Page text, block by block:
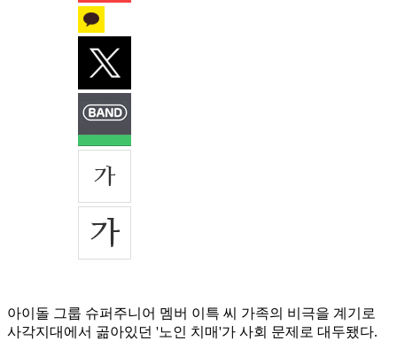
아이돌 그룹 슈퍼주니어 멤버 이특 씨 가족의 비극을 계기로
사각지대에서 곪아있던 '노인 치매'가 사회 문제로 대두됐다.